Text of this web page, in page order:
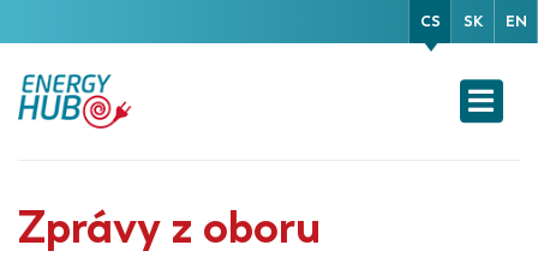
CS SK EN
Zprávy z oboru